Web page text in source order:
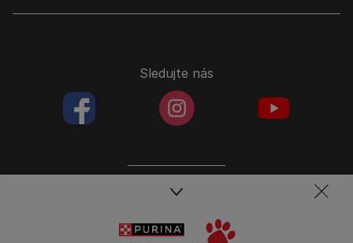
Spojte se s týmem péče o domácí mazlíčky
Sledujte nás
facebookColoredinstagramColored